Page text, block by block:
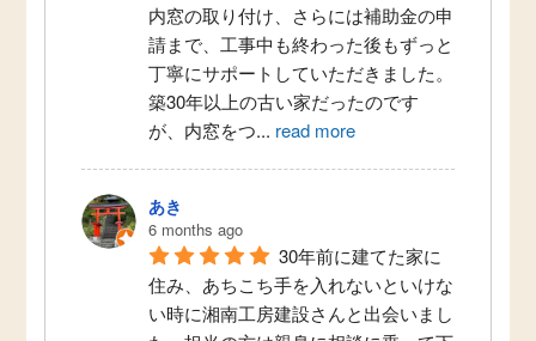
内窓の取り付け、さらには補助金の申
請まで、工事中も終わった後もずっと
丁寧にサポートしていただきました。
築30年以上の古い家だったのです
が、内窓をつ... read more
あき
6 months ago
30年前に建てた家に
住み、あちこち手を入れないといけな
い時に湘南工房建設さんと出会いまし